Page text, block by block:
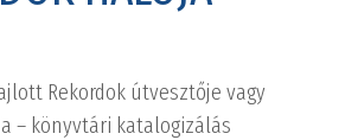
Rekordok útvesztője vagy
– könyvtári katalogizálás